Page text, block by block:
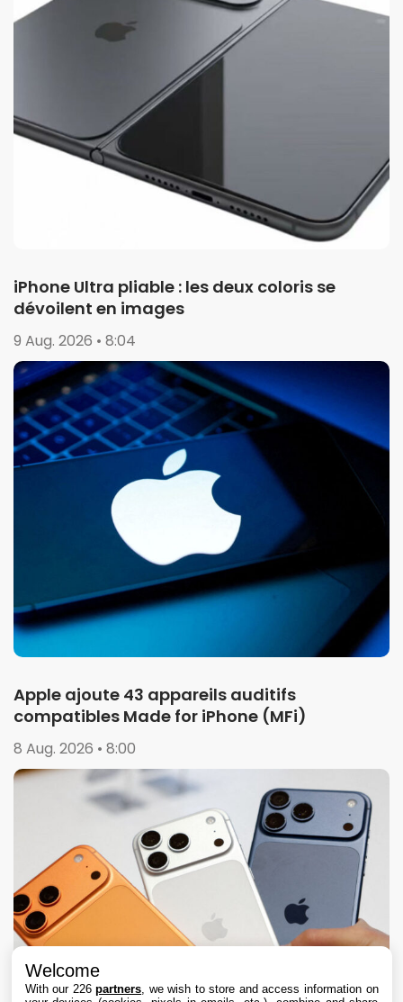
iPhone Ultra pliable : les deux coloris se
dévoilent en images
9 Aug. 2026 • 8:04
Apple ajoute 43 appareils auditifs
compatibles Made for iPhone (MFi)
8 Aug. 2026 • 8:00
Welcome
With our 226partners , we wish to store and access information on